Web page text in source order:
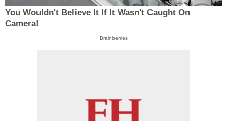
You Wouldn't Believe It If It Wasn't Caught On
Camera!
Brainberries